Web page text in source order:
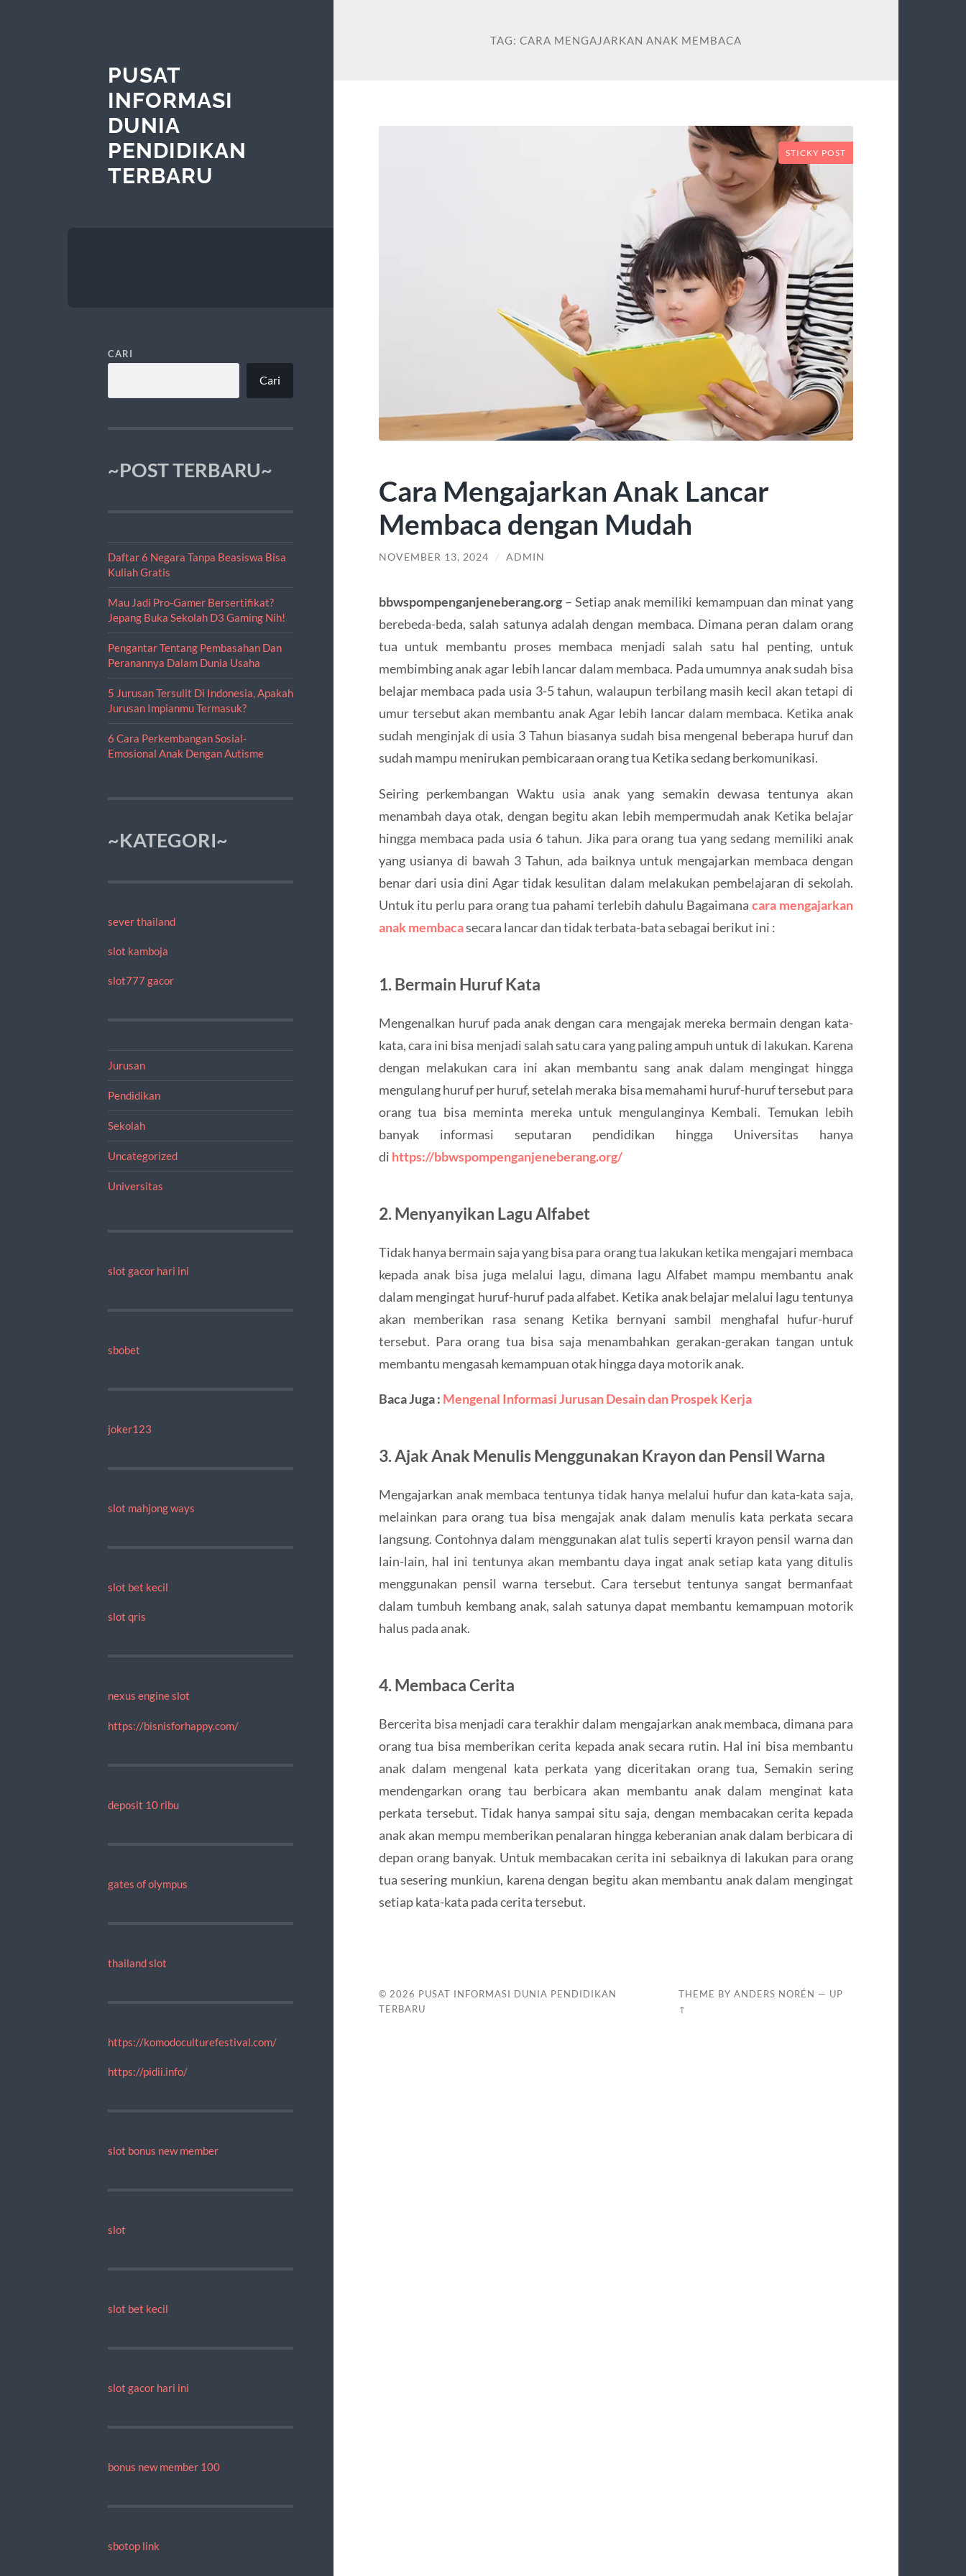
PUSAT
INFORMASI
DUNIA
PENDIDIKAN
TERBARU
CARI
Cari
~POST TERBARU~
Daftar 6 Negara Tanpa Beasiswa Bisa
Kuliah Gratis
Mau Jadi Pro-Gamer Bersertifikat?
Jepang Buka Sekolah D3 Gaming Nih!
Pengantar Tentang Pembasahan Dan
Peranannya Dalam Dunia Usaha
5 Jurusan Tersulit Di Indonesia, Apakah
Jurusan Impianmu Termasuk?
6 Cara Perkembangan Sosial-
Emosional Anak Dengan Autisme
~KATEGORI~
sever thailand
slot kamboja
slot777 gacor
Jurusan
Pendidikan
Sekolah
Uncategorized
Universitas
slot gacor hari ini
sbobet
joker123
slot mahjong ways
slot bet kecil
slot qris
nexus engine slot
https://bisnisforhappy.com/
deposit 10 ribu
gates of olympus
thailand slot
https://komodoculturefestival.com/
https://pidii.info/
slot bonus new member
slot
slot bet kecil
slot gacor hari ini
bonus new member 100
sbotop link
TAG: CARA MENGAJARKAN ANAK MEMBACA
STICKY POST
Cara Mengajarkan Anak Lancar
Membaca dengan Mudah
NOVEMBER 13, 2024 / ADMIN
bbwspompenganjeneberang.org– Setiap anak memiliki kemampuan dan minat yang
berebeda-beda, salah satunya adalah dengan membaca. Dimana peran dalam orang
tua untuk membantu proses membaca menjadi salah satu hal penting, untuk
membimbing anak agar lebih lancar dalam membaca. Pada umumnya anak sudah bisa
belajar membaca pada usia 3-5 tahun, walaupun terbilang masih kecil akan tetapi di
umur tersebut akan membantu anak Agar lebih lancar dalam membaca. Ketika anak
sudah menginjak di usia 3 Tahun biasanya sudah bisa mengenal beberapa huruf dan
sudah mampu menirukan pembicaraan orang tua Ketika sedang berkomunikasi.
Seiring perkembangan Waktu usia anak yang semakin dewasa tentunya akan
menambah daya otak, dengan begitu akan lebih mempermudah anak Ketika belajar
hingga membaca pada usia 6 tahun. Jika para orang tua yang sedang memiliki anak
yang usianya di bawah 3 Tahun, ada baiknya untuk mengajarkan membaca dengan
benar dari usia dini Agar tidak kesulitan dalam melakukan pembelajaran di sekolah.
Untuk itu perlu para orang tua pahami terlebih dahulu Bagaimana cara mengajarkan
anak membacasecara lancar dan tidak terbata-bata sebagai berikut ini :
1. Bermain Huruf Kata
Mengenalkan huruf pada anak dengan cara mengajak mereka bermain dengan kata-
kata, cara ini bisa menjadi salah satu cara yang paling ampuh untuk di lakukan. Karena
dengan melakukan cara ini akan membantu sang anak dalam mengingat hingga
mengulang huruf per huruf, setelah meraka bisa memahami huruf-huruf tersebut para
orang tua bisa meminta mereka untuk mengulanginya Kembali. Temukan lebih
banyak informasi seputaran pendidikan hingga Universitas hanya
di https://bbwspompenganjeneberang.org/
2. Menyanyikan Lagu Alfabet
Tidak hanya bermain saja yang bisa para orang tua lakukan ketika mengajari membaca
kepada anak bisa juga melalui lagu, dimana lagu Alfabet mampu membantu anak
dalam mengingat huruf-huruf pada alfabet. Ketika anak belajar melalui lagu tentunya
akan memberikan rasa senang Ketika bernyani sambil menghafal hufur-huruf
tersebut. Para orang tua bisa saja menambahkan gerakan-gerakan tangan untuk
membantu mengasah kemampuan otak hingga daya motorik anak.
Baca Juga : Mengenal Informasi Jurusan Desain dan Prospek Kerja
3. Ajak Anak Menulis Menggunakan Krayon dan Pensil Warna
Mengajarkan anak membaca tentunya tidak hanya melalui hufur dan kata-kata saja,
melainkan para orang tua bisa mengajak anak dalam menulis kata perkata secara
langsung. Contohnya dalam menggunakan alat tulis seperti krayon pensil warna dan
lain-lain, hal ini tentunya akan membantu daya ingat anak setiap kata yang ditulis
menggunakan pensil warna tersebut. Cara tersebut tentunya sangat bermanfaat
dalam tumbuh kembang anak, salah satunya dapat membantu kemampuan motorik
halus pada anak.
4. Membaca Cerita
Bercerita bisa menjadi cara terakhir dalam mengajarkan anak membaca, dimana para
orang tua bisa memberikan cerita kepada anak secara rutin. Hal ini bisa membantu
anak dalam mengenal kata perkata yang diceritakan orang tua, Semakin sering
mendengarkan orang tau berbicara akan membantu anak dalam menginat kata
perkata tersebut. Tidak hanya sampai situ saja, dengan membacakan cerita kepada
anak akan mempu memberikan penalaran hingga keberanian anak dalam berbicara di
depan orang banyak. Untuk membacakan cerita ini sebaiknya di lakukan para orang
tua sesering munkiun, karena dengan begitu akan membantu anak dalam mengingat
setiap kata-kata pada cerita tersebut.
© 2026 PUSAT INFORMASI DUNIA PENDIDIKAN
TERBARU
THEME BYANDERS NORÉN — UP
↑